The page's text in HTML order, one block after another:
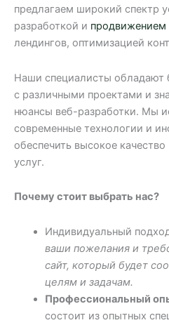
предлагаем широкий спектр
разработкой и продвижением
лендингов, оптимизацией
Наши специалисты
с различными проектами и
нюансы веб-разработки. Мы
современные технологии и
обеспечить высокое
услуг.
Почему стоит выбрать нас?
Индивидуальный
ваши пожелания и
сайт, который будет
целям и задачам.
Профессиональный
состоит из опытных